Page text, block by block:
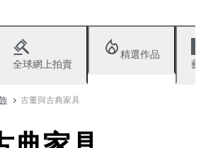
全球網上拍賣
精選作品
古董與古典家具